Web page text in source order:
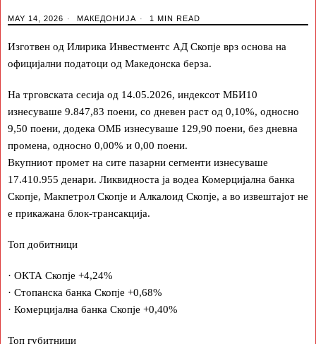
MAY 14, 2026 МАКЕДОНИЈА 1 MIN READ
Изготвен од Илирика Инвестментс АД Скопје врз основа на
официјални податоци од Македонска берза.
На трговската сесија од 14.05.2026, индексот МБИ10
изнесуваше 9.847,83 поени, со дневен раст од 0,10%, односно
9,50 поени, додека ОМБ изнесуваше 129,90 поени, без дневна
промена, односно 0,00% и 0,00 поени.
Вкупниот промет на сите пазарни сегменти изнесуваше
17.410.955 денари. Ликвидноста ја водеа Комерцијална банка
Скопје, Макпетрол Скопје и Алкалоид Скопје, а во извештајот не
е прикажана блок-трансакција.
Топ добитници
· ОКТА Скопје +4,24%
· Стопанска банка Скопје +0,68%
· Комерцијална банка Скопје +0,40%
Топ губитници